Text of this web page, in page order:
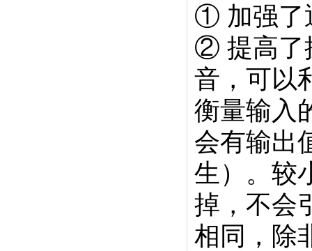
① 加强了
② 提高了
音，可以
衡量输入
会有输出
生）。较
掉，不会
相同，除